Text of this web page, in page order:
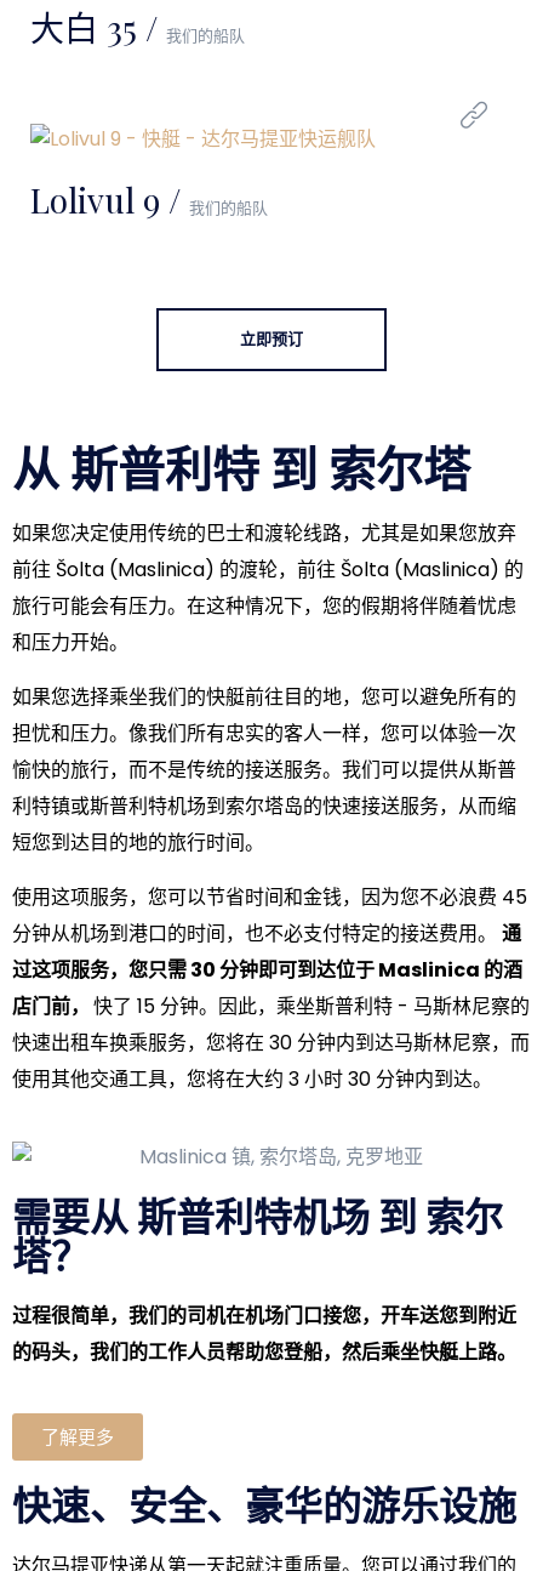
大白 35 / 我们的船队
Lolivul 9 / 我们的船队
立即预订
从 斯普利特 到 索尔塔
如果您决定使用传统的巴士和渡轮线路，尤其是如果您放弃
前往 Šolta (Maslinica) 的渡轮，前往 Šolta (Maslinica) 的
旅行可能会有压力。在这种情况下，您的假期将伴随着忧虑
和压力开始。
如果您选择乘坐我们的快艇前往目的地，您可以避免所有的
担忧和压力。像我们所有忠实的客人一样，您可以体验一次
愉快的旅行，而不是传统的接送服务。我们可以提供从斯普
利特镇或斯普利特机场到索尔塔岛的快速接送服务，从而缩
短您到达目的地的旅行时间。
使用这项服务，您可以节省时间和金钱，因为您不必浪费 45
分钟从机场到港口的时间，也不必支付特定的接送费用。 通
过这项服务，您只需 30 分钟即可到达位于 Maslinica 的酒
店门前， 快了 15 分钟。因此，乘坐斯普利特 - 马斯林尼察的
快速出租车换乘服务，您将在 30 分钟内到达马斯林尼察，而
使用其他交通工具，您将在大约 3 小时 30 分钟内到达。
需要从 斯普利特机场 到 索尔
塔？
过程很简单，我们的司机在机场门口接您，开车送您到附近
的码头，我们的工作人员帮助您登船，然后乘坐快艇上路。
了解更多
快速、安全、豪华的游乐设施